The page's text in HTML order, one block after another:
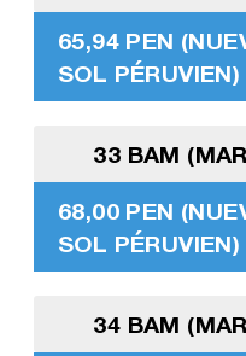
65,94 PEN
SOL PÉRUVIEN)
33 BAM
68,00 PEN
SOL PÉRUVIEN)
34 BAM